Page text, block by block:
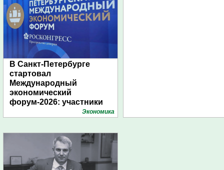
В Санкт-Петербурге
стартовал
Международный
экономический
форум-2026: участники
подготовили креативные
Экономика